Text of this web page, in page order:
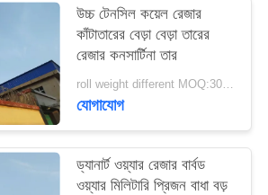
উচ্চ টেনসিল কয়েল রেজার
কাঁটাতারের বেড়া বেড়া তারের
রেজার কনসার্টিনা তার
roll weight different MOQ:3000m
যোগাযোগ
ড্যানার্ট ওয়্যার রেজার বার্বড
ওয়্যার মিলিটারি প্রিজন বাধা বড়